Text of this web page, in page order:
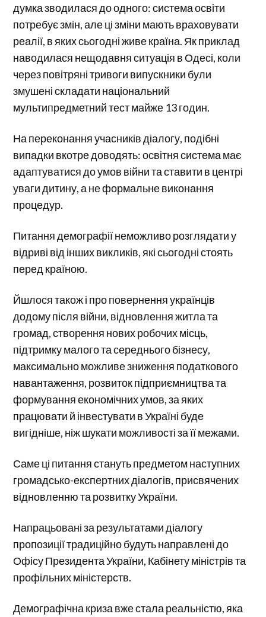
думка зводилася до одного: система освіти
потребує змін, але ці зміни мають враховувати
реалії, в яких сьогодні живе країна. Як приклад
наводилася нещодавня ситуація в Одесі, коли
через повітряні тривоги випускники були
змушені складати національний
мультипредметний тест майже 13 годин.
На переконання учасників діалогу, подібні
випадки вкотре доводять: освітня система має
адаптуватися до умов війни та ставити в центрі
уваги дитину, а не формальне виконання
процедур.
Питання демографії неможливо розглядати у
відриві від інших викликів, які сьогодні стоять
перед країною.
Йшлося також і про повернення українців
додому після війни, відновлення житла та
громад, створення нових робочих місць,
підтримку малого та середнього бізнесу,
максимально можливе зниження податкового
навантаження, розвиток підприємництва та
формування економічних умов, за яких
працювати й інвестувати в Україні буде
вигідніше, ніж шукати можливості за її межами.
Саме ці питання стануть предметом наступних
громадсько-експертних діалогів, присвячених
відновленню та розвитку України.
Напрацьовані за результатами діалогу
пропозиції традиційно будуть направлені до
Офісу Президента України, Кабінету міністрів та
профільних міністерств.
Демографічна криза вже стала реальністю, яка